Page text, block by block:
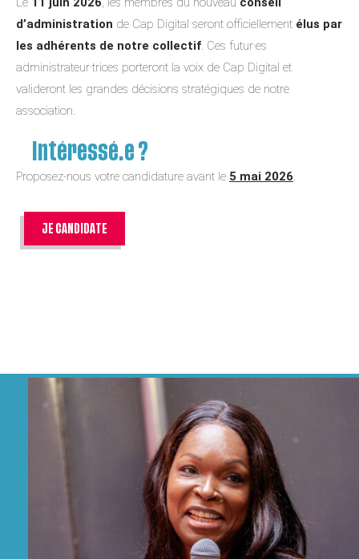
d’administration de Cap Digital seront officiellement élus par
les adhérents de notre collectif. Ces futur·es
administrateur·trices porteront la voix de Cap Digital et
valideront les grandes décisions stratégiques de notre
association.
Intéressé.e ?
Proposez-nous votre candidature avant le 5 mai 2026.
JE CANDIDATE